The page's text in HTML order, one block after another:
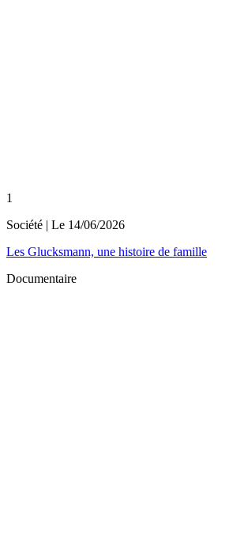
1
Société | Le 14/06/2026
Les Glucksmann, une histoire de famille
Documentaire